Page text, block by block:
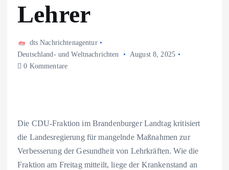
Lehrer
dts Nachrichtenagentur
Deutschland- und Weltnachrichten
August 8, 2025
0 Kommentare
Die CDU-Fraktion im Brandenburger Landtag kritisiert
die Landesregierung für mangelnde Maßnahmen zur
Verbesserung der Gesundheit von Lehrkräften. Wie die
Fraktion am Freitag mitteilt, liege der Krankenstand an